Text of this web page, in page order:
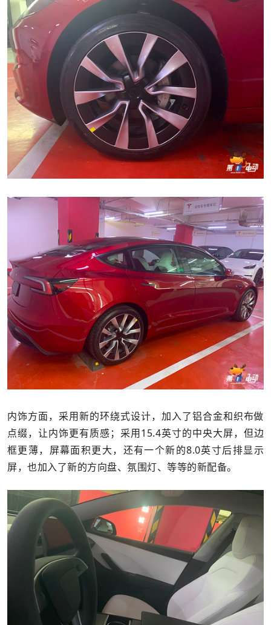
内饰方面，采用新的环绕式设计，加入了铝合金和织布做
点缀，让内饰更有质感；采用15.4英寸的中央大屏，但边
框更薄，屏幕面积更大，还有一个新的8.0英寸后排显示
屏，也加入了新的方向盘、氛围灯、等等的新配备。